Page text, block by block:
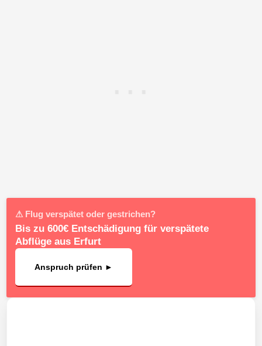
⚠ Flug verspätet oder gestrichen?
Bis zu 600€ Entschädigung für verspätete
Abflüge aus Erfurt
Anspruch prüfen ►